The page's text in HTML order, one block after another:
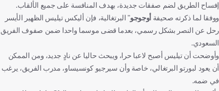
إفساح الطريق لضم صفقات جديدة، بهدف المنافسة على جميع الألقاب.
ووفقا لما ذكرته صحيفة أوجوجو" البرتغالية، فإن أليكس تيليس الظهير الأيسر
رحل عن النصر بشكل رسمي، بعدما قضى موسما واحدا ضمن صفوف الفريق
السعودي.
وأوضحت أن تيليس أصبح لاعبا حرا، ويبحث حاليا عن نادٍ جديد، ومن الممكن
أن يعود لبورتو البرتغالي، خاصة وأن سيرجيو كونسيساو، مدرب الفريق، يرغب
في ضمه.